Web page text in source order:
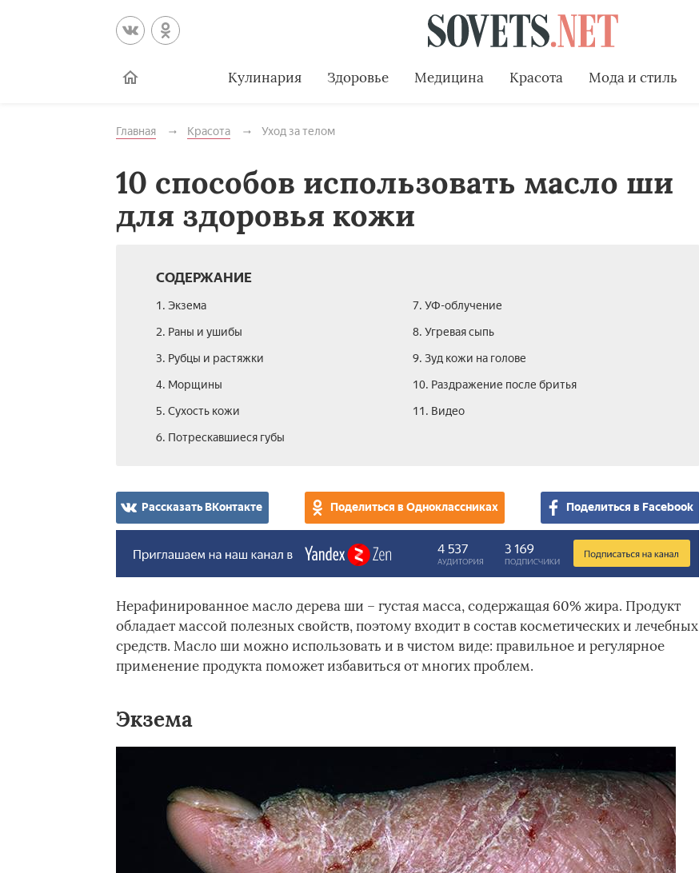
Кулинария Здоровье Медицина Красота Мода и стиль
Главная Красота Уход за телом
10 способов использовать масло ши
для здоровья кожи
СОДЕРЖАНИЕ
1. Экзема
2. Раны и ушибы
3. Рубцы и растяжки
4. Морщины
5. Сухость кожи
6. Потрескавшиеся губы
7. УФ-облучение
8. Угревая сыпь
9. Зуд кожи на голове
10. Раздражение после бритья
11. Видео
Рассказать ВКонтакте Поделиться в Одноклассниках Поделиться в Facebook
Нерафинированное масло дерева ши – густая масса, содержащая 60% жира. Продукт
обладает массой полезных свойств, поэтому входит в состав косметических и лечебных
средств. Масло ши можно использовать и в чистом виде: правильное и регулярное
применение продукта поможет избавиться от многих проблем.
Экзема